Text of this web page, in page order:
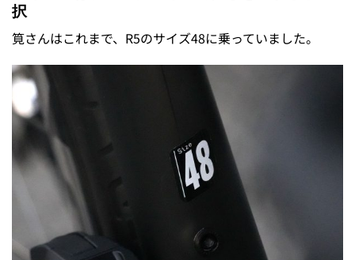
択
筧さんはこれまで、R5のサイズ48に乗っていました。